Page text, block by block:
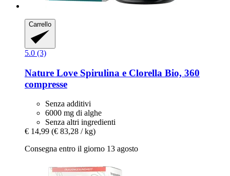
Carrello
5.0 (3)
Nature Love Spirulina e Clorella Bio, 360
compresse
Senza additivi
6000 mg di alghe
Senza altri ingredienti
€ 14,99 (€ 83,28 / kg)
Consegna entro il giorno 13 agosto